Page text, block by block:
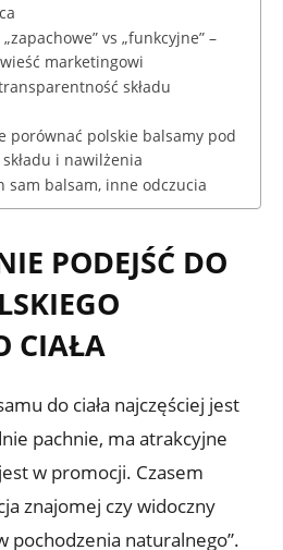
vs „funkcyjne” –
marketingowi
składu
porównać polskie balsamy pod
i nawilżenia
sam balsam, inne odczucia
PODEJŚĆ DO
CIAŁA
do ciała najczęściej jest
pachnie, ma atrakcyjne
w promocji. Czasem
znajomej czy widoczny
pochodzenia naturalnego”.